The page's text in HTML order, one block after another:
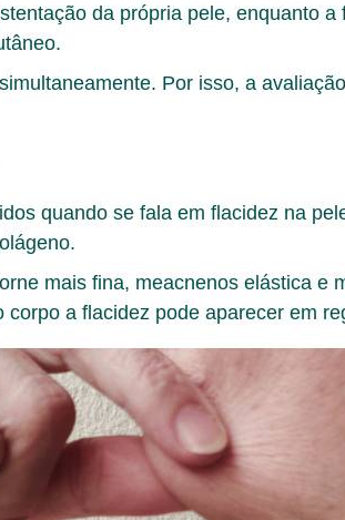
da própria pele, enquanto
Por isso, a
quando se fala em flacidez na
mais fina, meacnenos elástica e
a flacidez pode aparecer em